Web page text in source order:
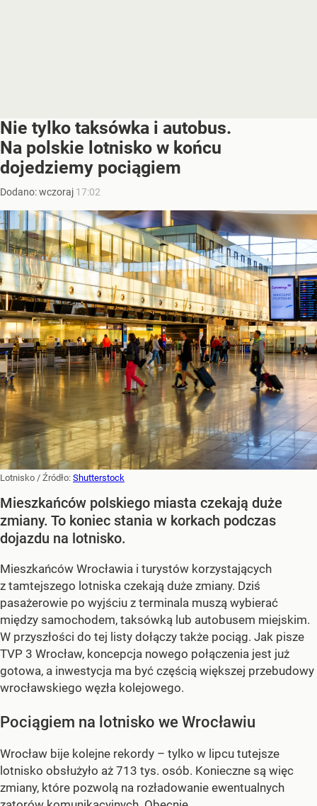
Nie tylko taksówka i autobus.
Na polskie lotnisko w końcu
dojedziemy pociągiem
Dodano:wczoraj 17:02
Lotnisko / Źródło: Shutterstock
Mieszkańców polskiego miasta czekają duże
zmiany. To koniec stania w korkach podczas
dojazdu na lotnisko.
Mieszkańców Wrocławia i turystów korzystających
z tamtejszego lotniska czekają duże zmiany. Dziś
pasażerowie po wyjściu z terminala muszą wybierać
między samochodem, taksówką lub autobusem miejskim.
W przyszłości do tej listy dołączy także pociąg. Jak pisze
TVP 3 Wrocław, koncepcja nowego połączenia jest już
gotowa, a inwestycja ma być częścią większej przebudowy
wrocławskiego węzła kolejowego.
Pociągiem na lotnisko we Wrocławiu
Wrocław bije kolejne rekordy – tylko w lipcu tutejsze
lotnisko obsłużyło aż 713 tys. osób. Konieczne są więc
zmiany, które pozwolą na rozładowanie ewentualnych